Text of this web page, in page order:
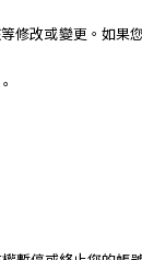
修改或變更。如果